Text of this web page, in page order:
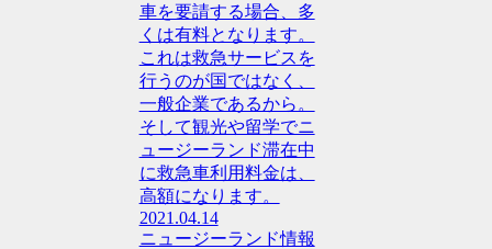
車を要請する場合、多
くは有料となります。
これは救急サービスを
行うのが国ではなく、
一般企業であるから。
そして観光や留学でニ
ュージーランド滞在中
に救急車利用料金は、
高額になります。
2021.04.14
ニュージーランド情報